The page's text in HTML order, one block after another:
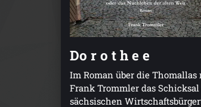
Do r o t h e e
Im Roman über die Thomallas
Frank Trommler das Schicksal
sächsischen